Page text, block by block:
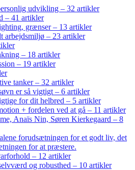
udvikling – 32 artikler
– 41 artikler
grænser – 13 artikler
arbejdsmiljø – 23 artikler
– 18 artikler
– 19 artikler
tanker – 32 artikler
er så vigtigt – 6 artikler
for dit helbred – 5 artikler
+ fordelen ved at gå – 11 artikler
Anaïs Nin, Søren Kierkegaard – 8
forudsætningen for et godt liv, det
for at præstere.
– 12 artikler
og robusthed – 10 artikler